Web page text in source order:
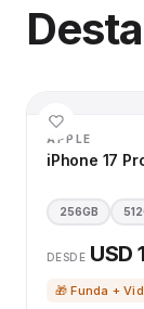
APPLE
iPhone 17
256GB
DESDE USD
🎁 Funda +